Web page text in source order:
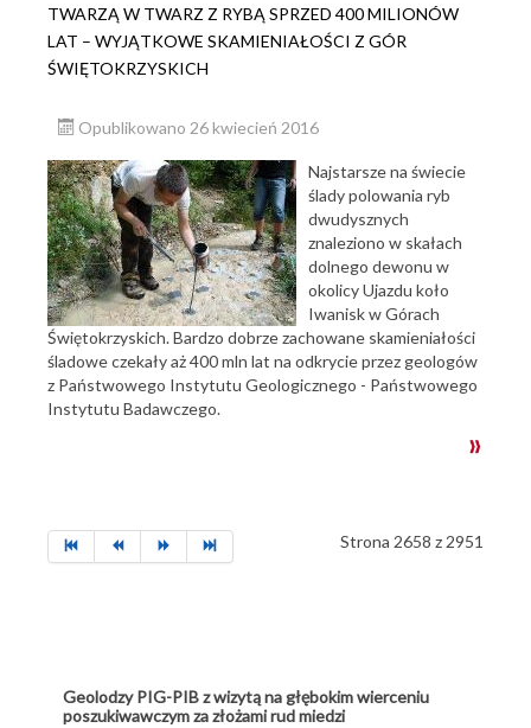
TWARZĄ W TWARZ Z RYBĄ SPRZED 400 MILIONÓW
LAT – WYJĄTKOWE SKAMIENIAŁOŚCI Z GÓR
ŚWIĘTOKRZYSKICH
Opublikowano 26 kwiecień 2016
Najstarsze na świecie
ślady polowania ryb
dwudysznych
znaleziono w skałach
dolnego dewonu w
okolicy Ujazdu koło
Iwanisk w Górach
Świętokrzyskich. Bardzo dobrze zachowane skamieniałości
śladowe czekały aż 400 mln lat na odkrycie przez geologów
z Państwowego Instytutu Geologicznego - Państwowego
Instytutu Badawczego.
Strona 2658 z 2951
Geolodzy PIG-PIB z wizytą na głębokim wierceniu
poszukiwawczym za złożami rud miedzi